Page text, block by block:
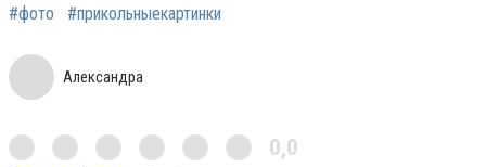
#фото #прикольныекартинки
Александра
0,0